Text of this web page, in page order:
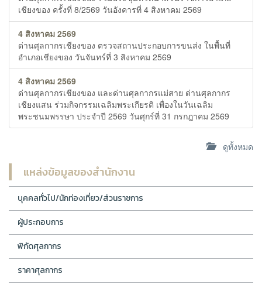
เชียงของ ครั้งที่ 8/2569 วันอังคารที่ 4 สิงหาคม 2569
4 สิงหาคม 2569
ด่านศุลกากรเชียงของ ตรวจสถานประกอบการขนส่ง ในพื้นที่
อำเภอเชียงของ วันจันทร์ที่ 3 สิงหาคม 2569
4 สิงหาคม 2569
ด่านศุลกากรเชียงของ และด่านศุลกากรแม่สาย ด่านศุลกากร
เชียงแสน ร่วมกิจกรรมเฉลิมพระเกียรติ เพื่องในวันเฉลิม
พระชนมพรรษา ประจำปี 2569 วันศุกร์ที่ 31 กรกฎาคม 2569
ดูทั้งหมด
แหล่งข้อมูลของสำนักงาน
บุคคลทั่วไป/นักท่องเที่ยว/ส่วนราชการ
ผู้ประกอบการ
พิกัดศุลกากร
ราคาศุลกากร